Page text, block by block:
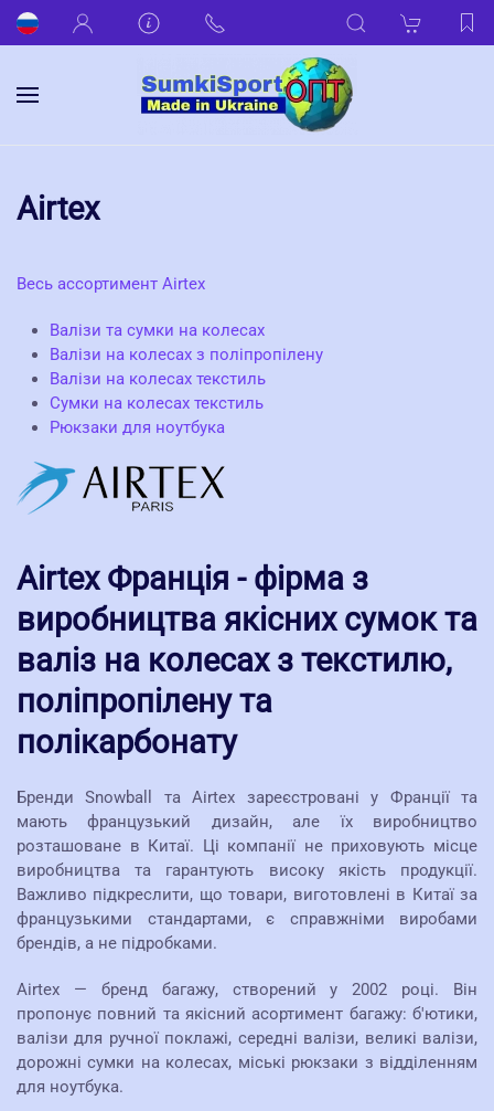
Airtex
Весь ассортимент Airtex
Валізи та сумки на колесах
Валізи на колесах з поліпропілену
Валізи на колесах текстиль
Сумки на колесах текстиль
Рюкзаки для ноутбука
Airtex Франція - фірма з
виробництва якісних сумок та
валіз на колесах з текстилю,
поліпропілену та
полікарбонату
Бренди Snowball та Airtex зареєстровані у Франції та
мають французький дизайн, але їх виробництво
розташоване в Китаї. Ці компанії не приховують місце
виробництва та гарантують високу якість продукції.
Важливо підкреслити, що товари, виготовлені в Китаї за
французькими стандартами, є справжніми виробами
брендів, а не підробками.
Airtex — бренд багажу, створений у 2002 році. Він
пропонує повний та якісний асортимент багажу: б'ютики,
валізи для ручної поклажі, середні валізи, великі валізи,
дорожні сумки на колесах, міські рюкзаки з відділенням
для ноутбука.